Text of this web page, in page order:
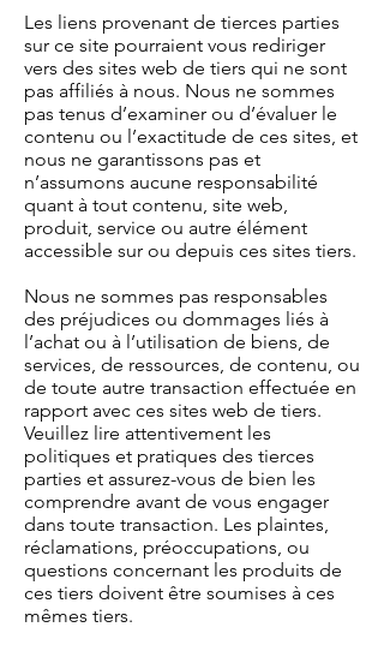
Les liens provenant de tierces parties
sur ce site pourraient vous rediriger
vers des sites web de tiers qui ne sont
pas affiliés à nous. Nous ne sommes
pas tenus d’examiner ou d’évaluer le
contenu ou l’exactitude de ces sites, et
nous ne garantissons pas et
n’assumons aucune responsabilité
quant à tout contenu, site web,
produit, service ou autre élément
accessible sur ou depuis ces sites tiers.
Nous ne sommes pas responsables
des préjudices ou dommages liés à
l’achat ou à l’utilisation de biens, de
services, de ressources, de contenu, ou
de toute autre transaction effectuée en
rapport avec ces sites web de tiers.
Veuillez lire attentivement les
politiques et pratiques des tierces
parties et assurez-vous de bien les
comprendre avant de vous engager
dans toute transaction. Les plaintes,
réclamations, préoccupations, ou
questions concernant les produits de
ces tiers doivent être soumises à ces
mêmes tiers.